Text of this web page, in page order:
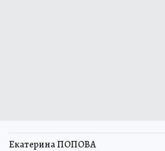
Екатерина ПОПОВА